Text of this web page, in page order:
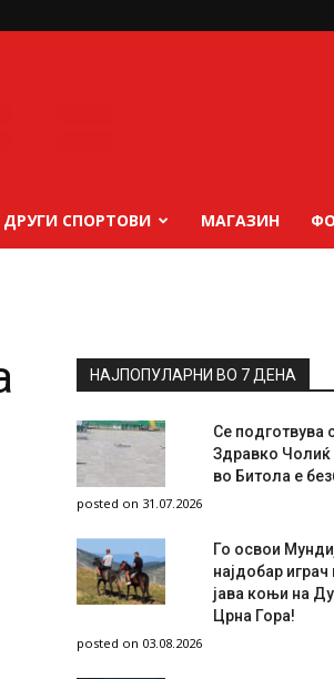
ДРУГИ СПОРТОВИ МАГАЗИН
НАЈПОПУЛАРНИ ВО 7 ДЕНА
Се подготвува
Здравко Чолиќ
во Битола е
posted on 31.07.2026
Го освои
најдобар играч
јава коњи на
Црна Гора!
posted on 03.08.2026